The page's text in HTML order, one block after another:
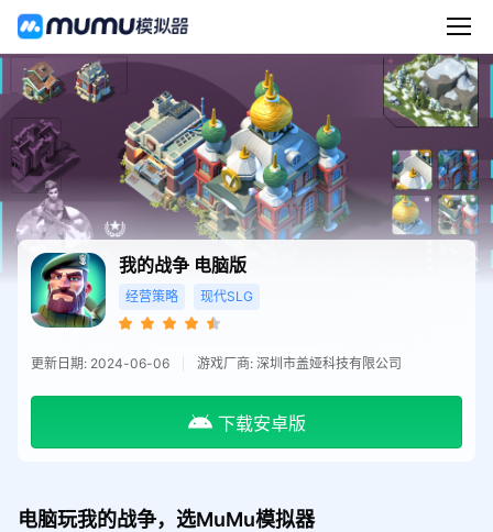
我的战争 电脑版
经营策略 现代SLG
更新日期: 2024-06-06 游戏厂商: 深圳市盖娅科技有限公司
下载安卓版
电脑玩我的战争，选MuMu模拟器